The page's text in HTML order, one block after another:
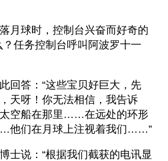
月球时，控制台兴奋而好奇的
？任务控制台呼叫阿波罗十一
回答：“这些宝贝好巨大，先
呀！你无法相信，我告诉
空船在那里……在远处的环形
他们在月球上注视着我们……”
士说：“根据我们截获的电讯显